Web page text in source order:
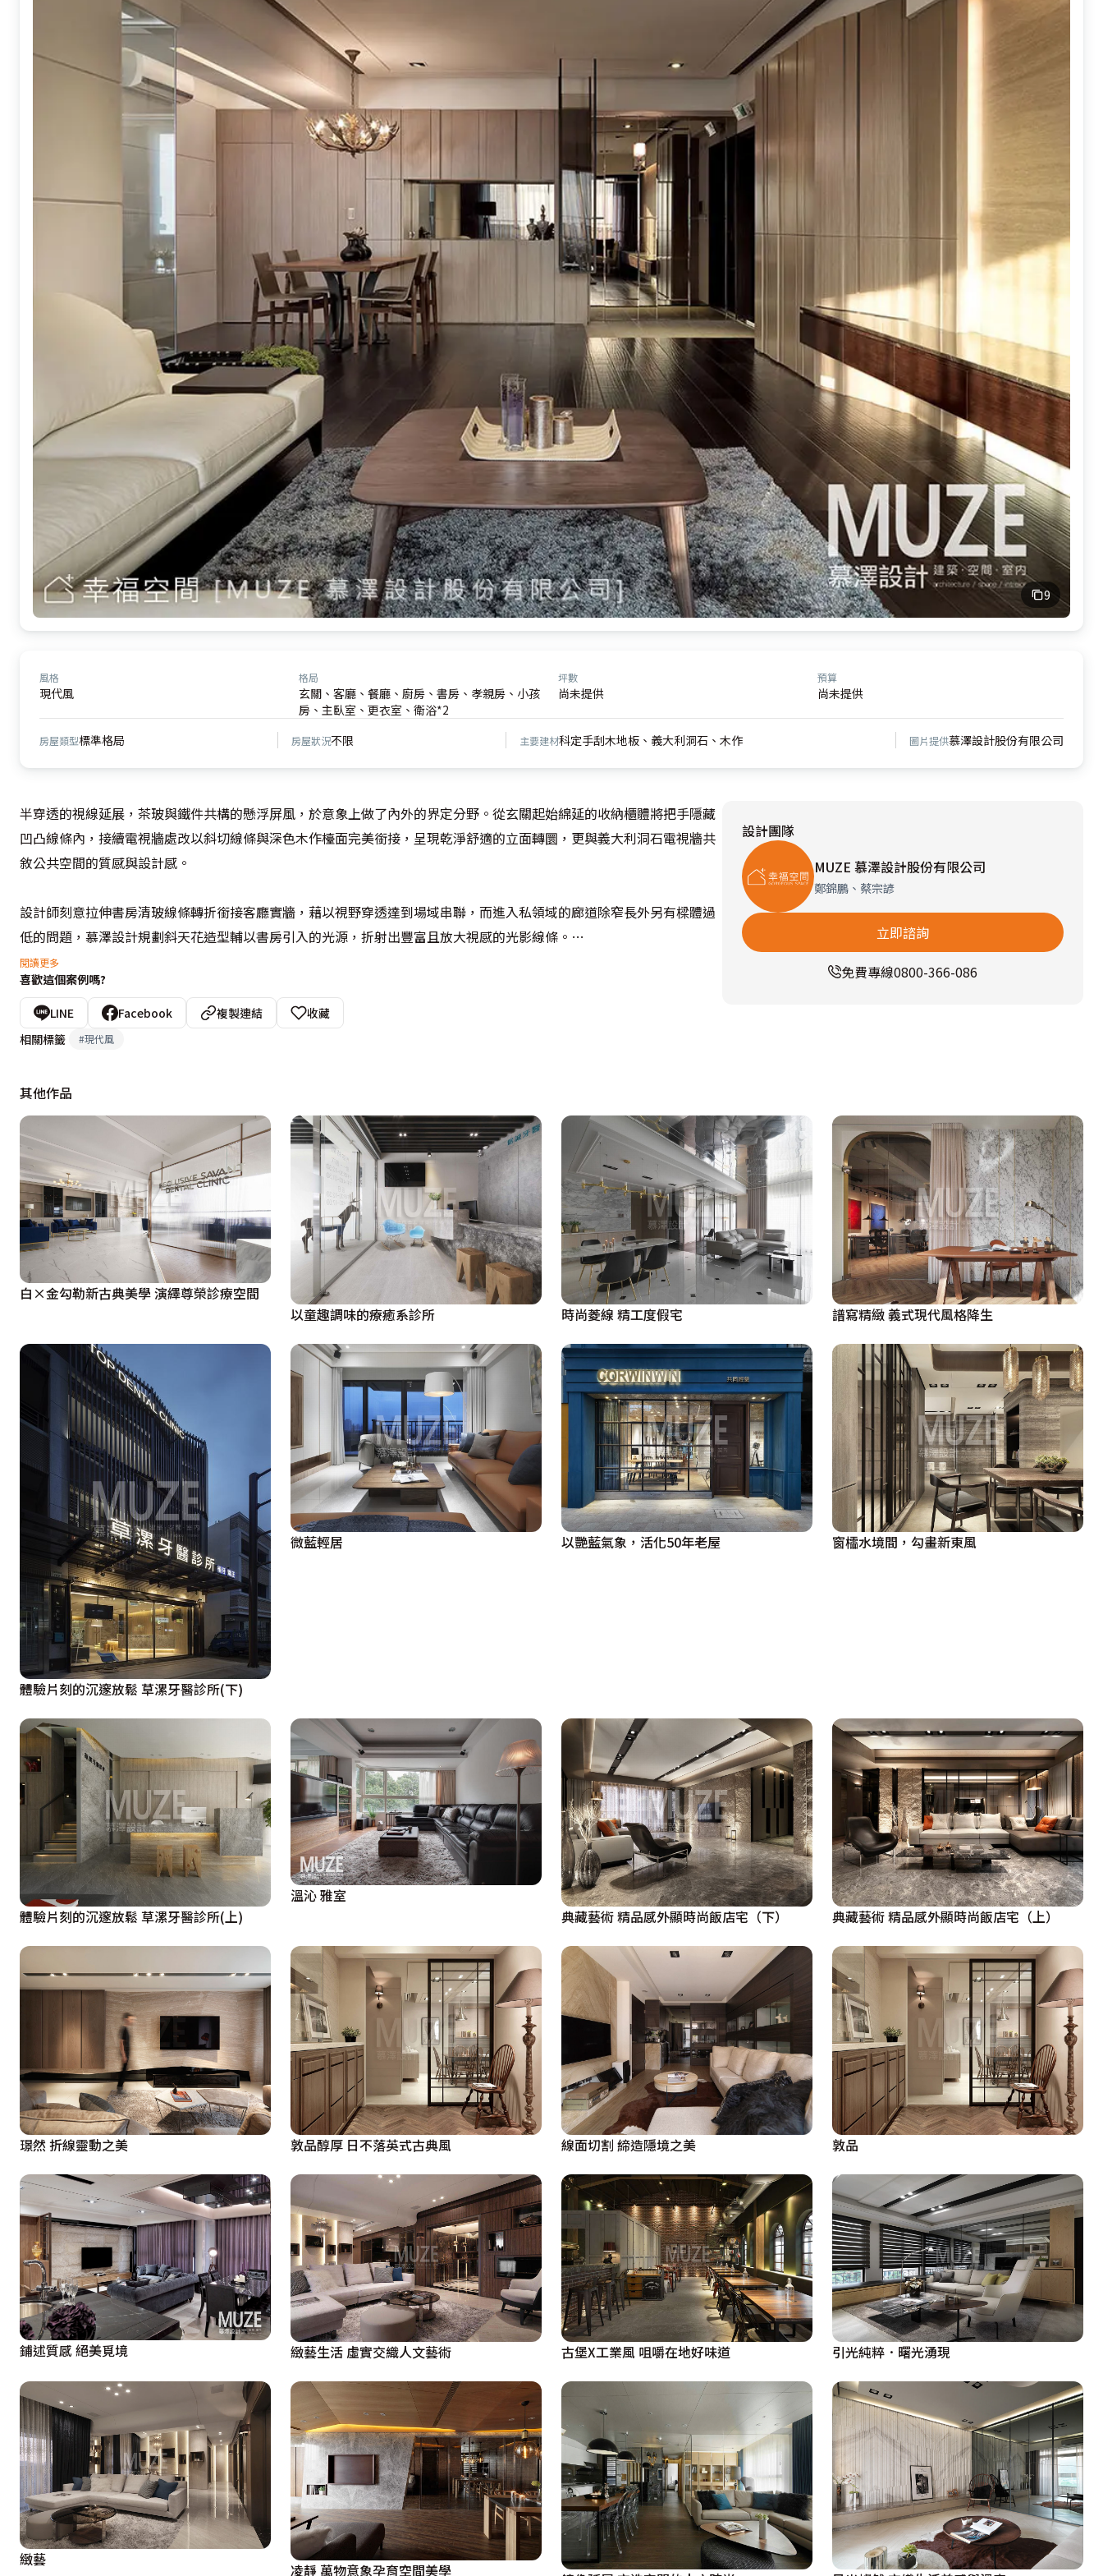
9
風格
現代風
格局
玄關、客廳、餐廳、廚房、書房、孝親房、小孩
房、主臥室、更衣室、衛浴*2
坪數
尚未提供
預算
尚未提供
房屋類型標準格局 房屋狀況不限 主要建材科定手刮木地板、義大利洞石、木作 圖片提供慕澤設計股份有限公司
半穿透的視線延展，茶玻與鐵件共構的懸浮屏風，於意象上做了內外的界定分野。從玄關起始綿延的收納櫃體將把手隱藏
凹凸線條內，接續電視牆處改以斜切線條與深色木作檯面完美銜接，呈現乾淨舒適的立面轉圜，更與義大利洞石電視牆共
敘公共空間的質感與設計感。
設計師刻意拉伸書房清玻線條轉折銜接客廳實牆，藉以視野穿透達到場域串聯，而進入私領域的廊道除窄長外另有樑體過
低的問題，慕澤設計規劃斜天花造型輔以書房引入的光源，折射出豐富且放大視感的光影線條。
*本作品榮獲2013/艾特獎 第四屆 入圍
閱讀更多
喜歡這個案例嗎?
LINE Facebook 複製連結
收藏
相關標籤
#現代風
設計團隊
MUZE 慕澤設計股份有限公司
鄭錦鵬、蔡宗諺
立即諮詢
免費專線0800-366-086
其他作品
白×金勾勒新古典美學 演繹尊榮診療空間
以童趣調味的療癒系診所
時尚菱線 精工度假宅 譜寫精緻 義式現代風格降生
體驗片刻的沉邃放鬆 草漯牙醫診所(下)
微藍輕居 以艷藍氣象，活化50年老屋 窗櫺水境間，勾畫新東風
體驗片刻的沉邃放鬆 草漯牙醫診所(上)
溫沁 雅室
典藏藝術 精品感外顯時尚飯店宅（下）
典藏藝術 精品感外顯時尚飯店宅（上）
璟然 折線靈動之美 敦品醇厚 日不落英式古典風 線面切割 締造隱境之美 敦品
鋪述質感 絕美覓境 緻藝生活 虛實交織人文藝術 古堡X工業風 咀嚼在地好味道 引光純粹．曙光湧現
緻藝
凌靜 萬物意象孕育空間美學